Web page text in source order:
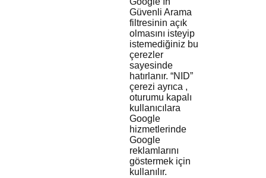
Güvenli Arama
filtresinin açık
olmasını isteyip
istemediğiniz bu
çerezler
sayesinde
hatırlanır. “NID”
çerezi ayrıca ,
oturumu kapalı
kullanıcılara
Google
hizmetlerinde
Google
reklamlarını
göstermek için
kullanılır.